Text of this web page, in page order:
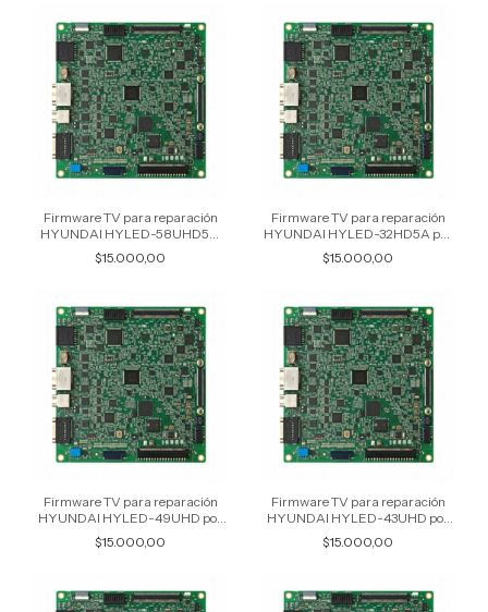
Firmware TV para reparación
HYUNDAI HYLED-58UHD5A
por USB
$15.000,00
Firmware TV para reparación
HYUNDAI HYLED-32HD5A por
USB
$15.000,00
Firmware TV para reparación
HYUNDAI HYLED-49UHD por
USB
$15.000,00
Firmware TV para reparación
HYUNDAI HYLED-43UHD por
USB
$15.000,00